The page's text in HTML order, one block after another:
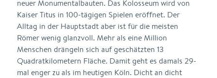
neuer Monumentalbauten. Das Kolosseum wird von
Kaiser Titus in 100-tägigen Spielen eröffnet. Der
Alltag in der Hauptstadt aber ist für die meisten
Römer wenig glanzvoll. Mehr als eine Million
Menschen drängeln sich auf geschätzten 13
Quadratkilometern Fläche. Damit geht es damals 29-
mal enger zu als im heutigen Köln. Dicht an dicht